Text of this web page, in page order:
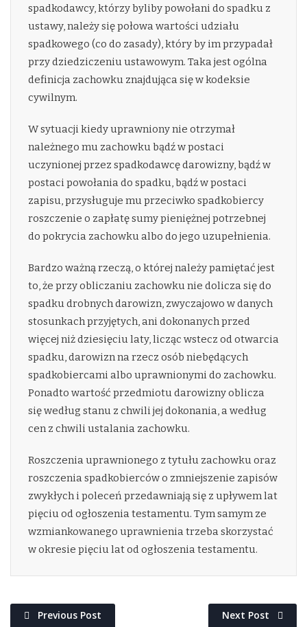
spadkodawcy, którzy byliby powołani do spadku z
ustawy, należy się połowa wartości udziału
spadkowego (co do zasady), który by im przypadał
przy dziedziczeniu ustawowym. Taka jest ogólna
definicja zachowku znajdująca się w kodeksie
cywilnym.
W sytuacji kiedy uprawniony nie otrzymał
należnego mu zachowku bądź w postaci
uczynionej przez spadkodawcę darowizny, bądź w
postaci powołania do spadku, bądź w postaci
zapisu, przysługuje mu przeciwko spadkobiercy
roszczenie o zapłatę sumy pieniężnej potrzebnej
do pokrycia zachowku albo do jego uzupełnienia.
Bardzo ważną rzeczą, o której należy pamiętać jest
to, że przy obliczaniu zachowku nie dolicza się do
spadku drobnych darowizn, zwyczajowo w danych
stosunkach przyjętych, ani dokonanych przed
więcej niż dziesięciu laty, licząc wstecz od otwarcia
spadku, darowizn na rzecz osób niebędących
spadkobiercami albo uprawnionymi do zachowku.
Ponadto wartość przedmiotu darowizny oblicza
się według stanu z chwili jej dokonania, a według
cen z chwili ustalania zachowku.
Roszczenia uprawnionego z tytułu zachowku oraz
roszczenia spadkobierców o zmniejszenie zapisów
zwykłych i poleceń przedawniają się z upływem lat
pięciu od ogłoszenia testamentu. Tym samym ze
wzmiankowanego uprawnienia trzeba skorzystać
w okresie pięciu lat od ogłoszenia testamentu.
Previous Post Next Post